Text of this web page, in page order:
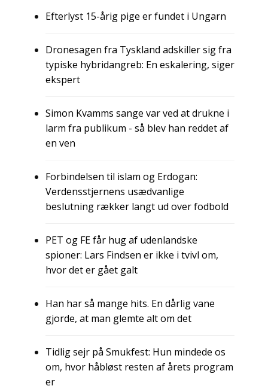
Efterlyst 15-årig pige er fundet i Ungarn
Dronesagen fra Tyskland adskiller sig fra
typiske hybridangreb: En eskalering, siger
ekspert
Simon Kvamms sange var ved at drukne i
larm fra publikum - så blev han reddet af
en ven
Forbindelsen til islam og Erdogan:
Verdensstjernens usædvanlige
beslutning rækker langt ud over fodbold
PET og FE får hug af udenlandske
spioner: Lars Findsen er ikke i tvivl om,
hvor det er gået galt
Han har så mange hits. En dårlig vane
gjorde, at man glemte alt om det
Tidlig sejr på Smukfest: Hun mindede os
om, hvor håbløst resten af årets program
er